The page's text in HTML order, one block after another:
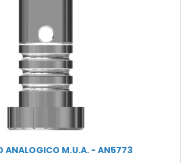
ANALOGICO M.U.A. - AN5773